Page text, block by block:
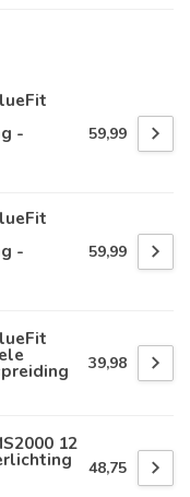
- 59,99
- 59,99
39,98
12
48,75